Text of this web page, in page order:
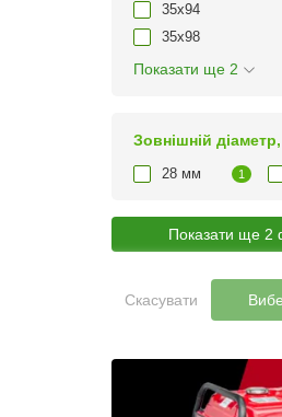
35х94
35х98
Показати ще 2
Зовнішній
28 мм 1
Показати ще 2
Скасувати